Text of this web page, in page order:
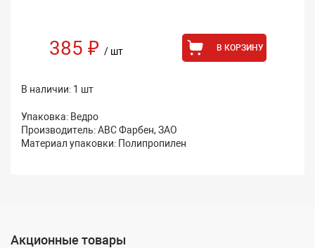
385 ₽ / шт В КОРЗИНУ
В наличии: 1 шт
Упаковка: Ведро
Производитель: АВС Фарбен, ЗАО
Материал упаковки: Полипропилен
Акционные товары